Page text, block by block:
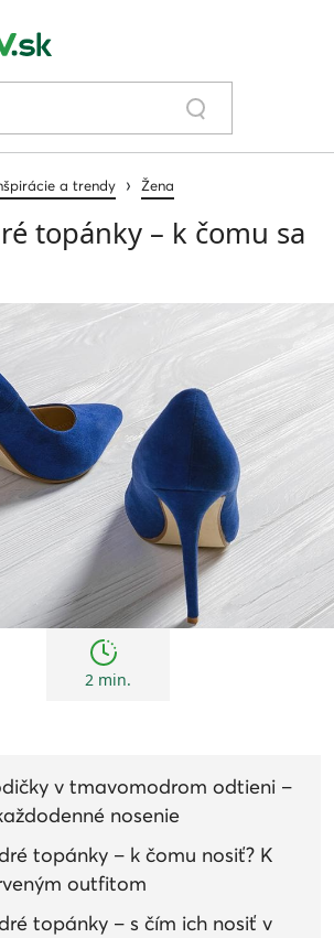
a trendy › Žena
topánky – k čomu sa
Inšpirácie a trendy Žena
2 min.
v tmavomodrom odtieni –
nosenie
topánky – k čomu nosiť? K
outfitom
topánky – s čím ich nosiť v